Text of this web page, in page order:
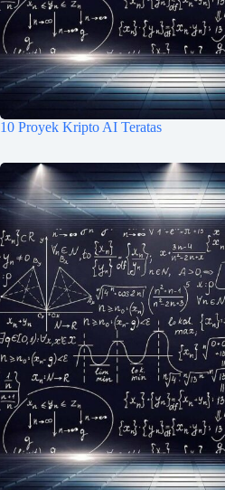
10 Proyek Kripto AI Teratas